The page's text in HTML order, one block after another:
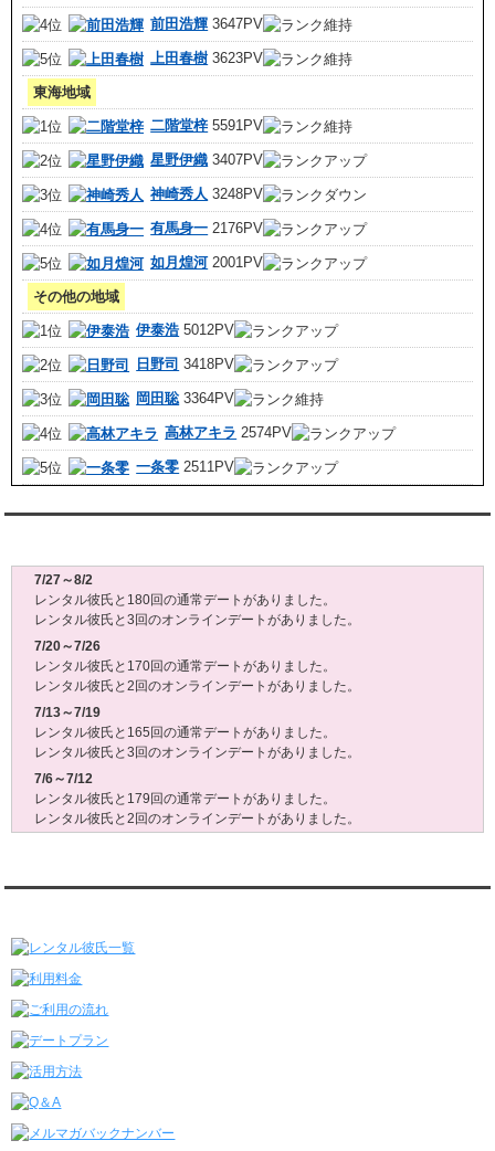
前田浩輝 3647PV
上田春樹 3623PV
東海地域
二階堂梓 5591PV
星野伊織 3407PV
神崎秀人 3248PV
有馬身一 2176PV
如月煌河2001PV
その他の地域
伊泰浩 5012PV
日野司 3418PV
岡田聡3364PV
高林アキラ 2574PV
一条零 2511PV
7/27～8/2
レンタル彼氏と180回の通常デートがありました。
レンタル彼氏と3回のオンラインデートがありました。
7/20～7/26
レンタル彼氏と170回の通常デートがありました。
レンタル彼氏と2回のオンラインデートがありました。
7/13～7/19
レンタル彼氏と165回の通常デートがありました。
レンタル彼氏と3回のオンラインデートがありました。
7/6～7/12
レンタル彼氏と179回の通常デートがありました。
レンタル彼氏と2回のオンラインデートがありました。
レンタル彼氏と3回のオンラインデートがありました。
レンタル彼氏と2回のオンラインデートがありました。
6/15～6/21
レンタル彼氏と4回のオンラインデートがありました。
6/8～6/14
レンタル彼氏と161回の通常デートがありました。
レンタル彼氏と3回のオンラインデートがありました。
6/1～6/7
レンタル彼氏と165回の通常デートがありました。